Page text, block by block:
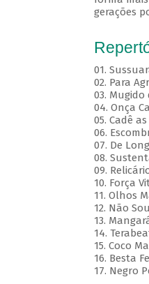
gerações
01.
02. Para
03.
04. Onça
05. Cadê
06.
07. De
08.
09.
10. Força
11. Olhos
12. Não
13.
14.
15. Coco
16. Besta
17. Negro